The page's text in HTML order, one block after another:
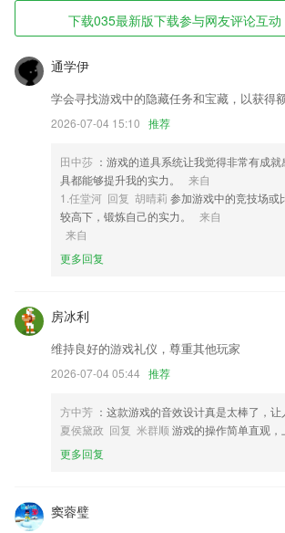
035最新版下载软件特色
1,能一键分享各大社交平台,让你秀出你的高手速
2,通过图片和声音场景帮助2265宝宝学习英文单词。
3,*300节免费绘本课，全天直播
4,【多重认证】
6,【多重认证】
035最新版下载软件优势
1.学生的在校情况能够让大家有进一步的了解，能
2.在这里，可以查看每个知识点的学习情况，也可
蹲题集合。
4.英语爱好者聚集，一起学习不孤单 ，已有5000多
小班，大家一起进步！
5.我的收藏;收藏需要特别注意的题目,时刻加深理解.
6.教师端应用主要包括布置作业、发送通知、发放
天等等；
035最新版下载更新了什么?
新增学习报告，展示及分享学习数据；修复了一些
下载035最新版下载参与网友评论互
通学伊
学会寻找游戏中的隐藏任务和宝藏，以获得
2026-07-04 15:10 推荐
田中莎 ：游戏的道具系统让我觉得非常有成
具都能够提升我的实力。
来自
1.任堂河 回复 胡晴莉 参加游戏中的竞技场或
较高下，锻炼自己的实力。
来自
来自
更多回复
房冰利
维持良好的游戏礼仪，尊重其他玩家
2026-07-04 05:44 推荐
方中芳 ：这款游戏的音效设计真是太棒了，让
夏侯黛政 回复 米群顺 游戏的操作简单直观，
更多回复
窦蓉璧